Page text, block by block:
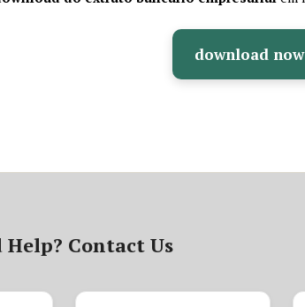
download now
Help? Contact Us